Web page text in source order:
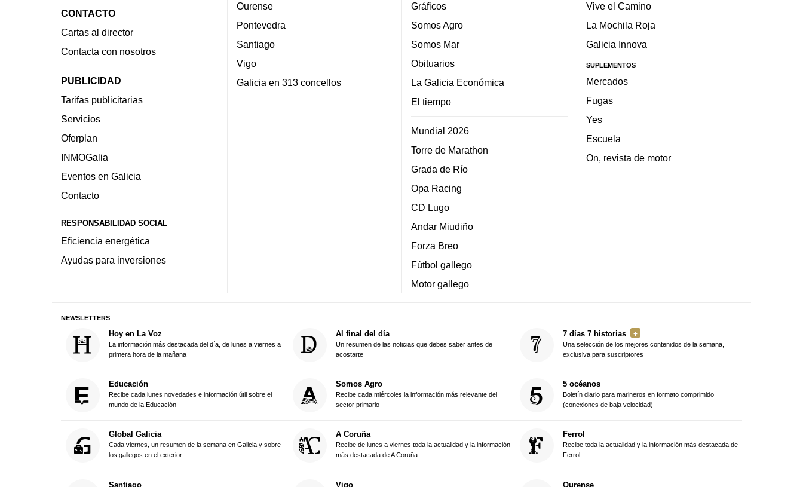
CONTACTO
Cartas al director
Contacta con nosotros
PUBLICIDAD
Tarifas publicitarias
Servicios
Oferplan
INMOGalia
Eventos en Galicia
Contacto
RESPONSABILIDAD SOCIAL
Eficiencia energética
Ayudas para inversiones
Ourense
Pontevedra
Santiago
Vigo
Galicia en 313 concellos
Gráficos
Somos Agro
Somos Mar
Obituarios
La Galicia Económica
El tiempo
Mundial 2026
Torre de Marathon
Grada de Río
Opa Racing
CD Lugo
Andar Miudiño
Forza Breo
Fútbol gallego
Motor gallego
Vive el Camino
La Mochila Roja
Galicia Innova
SUPLEMENTOS
Mercados
Fugas
Yes
Escuela
On, revista de motor
NEWSLETTERS
Hoy en La Voz
La información más destacada del día, de lunes a viernes a
primera hora de la mañana
Al final del día
Un resumen de las noticias que debes saber antes de
acostarte
7 días 7 historias
Una selección de los mejores contenidos de la semana,
exclusiva para suscriptores
Educación
Recibe cada lunes novedades e información útil sobre el
mundo de la Educación
Somos Agro
Recibe cada miércoles la información más relevante del
sector primario
5 océanos
Boletín diario para marineros en formato comprimido
(conexiones de baja velocidad)
Global Galicia
Cada viernes, un resumen de la semana en Galicia y sobre
los gallegos en el exterior
A Coruña
Recibe de lunes a viernes toda la actualidad y la información
más destacada de A Coruña
Ferrol
Recibe toda la actualidad y la información más destacada de
Ferrol
Santiago Vigo Ourense